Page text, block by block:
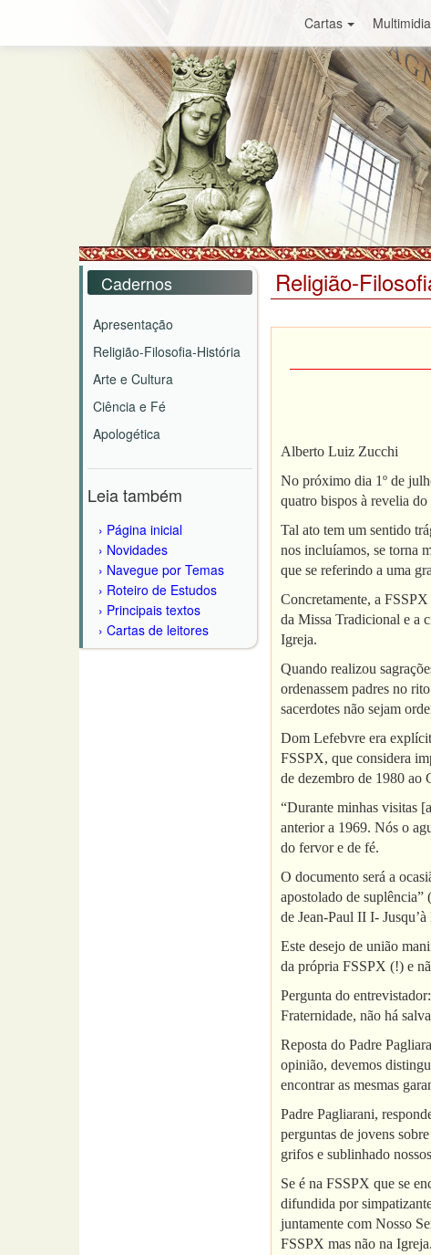
Cartas Multimidia
Cadernos
Apresentação
Religião-Filosofia-História
Arte e Cultura
Ciência e Fé
Apologética
Leia também
Página inicial
Novidades
Navegue por Temas
Roteiro de Estudos
Principais textos
Cartas de leitores
Religião-
Alberto Luiz Zucchi
No próximo dia 1º de
quatro bispos à revelia
Tal ato tem um sentido
nos incluíamos, se torna
que se referindo a uma
Concretamente, a
da Missa Tradicional e a
Igreja.
Quando realizou
ordenassem padres no
sacerdotes não sejam
Dom Lefebvre era
FSSPX, que considera
de dezembro de 1980 ao
“Durante minhas visitas
anterior a 1969. Nós o
do fervor e de fé.
O documento será a
apostolado de
de Jean-Paul II I-
Este desejo de união
da própria FSSPX (!) e
Pergunta do
Fraternidade, não há
Reposta do Padre
opinião, devemos
encontrar as mesmas
Padre Pagliarani,
perguntas de jovens
grifos e sublinhado
Se é na FSSPX que se
difundida por
juntamente com Nosso
FSSPX mas não na